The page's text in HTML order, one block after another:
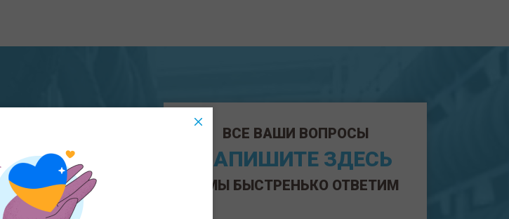
ВАС:
ВСЕ ВАШИ ВОПРОСЫ
НАПИШИТЕ ЗДЕСЬ
И МЫ БЫСТРЕНЬКО ОТВЕТИМ